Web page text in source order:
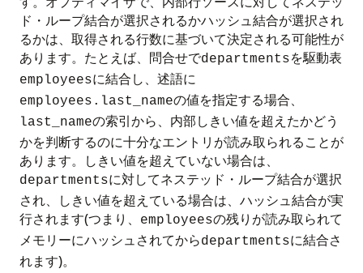
ド・ループ結合が選択されるかハッシュ結合が選択され
るかは、取得される行数に基づいて決定される可能性が
あります。たとえば、問合せでdepartmentsを駆動表
employeesに結合し、述語に
employees.last_nameの値を指定する場合、
last_nameの索引から、内部しきい値を超えたかどう
かを判断するのに十分なエントリが読み取られることが
あります。しきい値を超えていない場合は、
departmentsに対してネステッド・ループ結合が選択
され、しきい値を超えている場合は、ハッシュ結合が実
行されます(つまり、
employeesの残りが読み取られて
メモリーにハッシュされてからdepartmentsに結合さ
れます)。